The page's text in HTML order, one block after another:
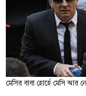
মেসির বাবা হোর্হে মেসি আর